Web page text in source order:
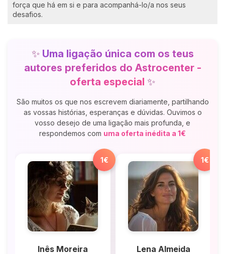
força que há em si e para acompanhá-lo/a nos seus
desafios.
✨ Uma ligação única com os teus
autores preferidos do Astrocenter -
oferta especial ✨
São muitos os que nos escrevem diariamente, partilhando
as vossas histórias, esperanças e dúvidas. Ouvimos o
vosso desejo de uma ligação mais profunda, e
respondemos com uma oferta inédita a 1€
1€
Inês Moreira
1€
Lena Almeida